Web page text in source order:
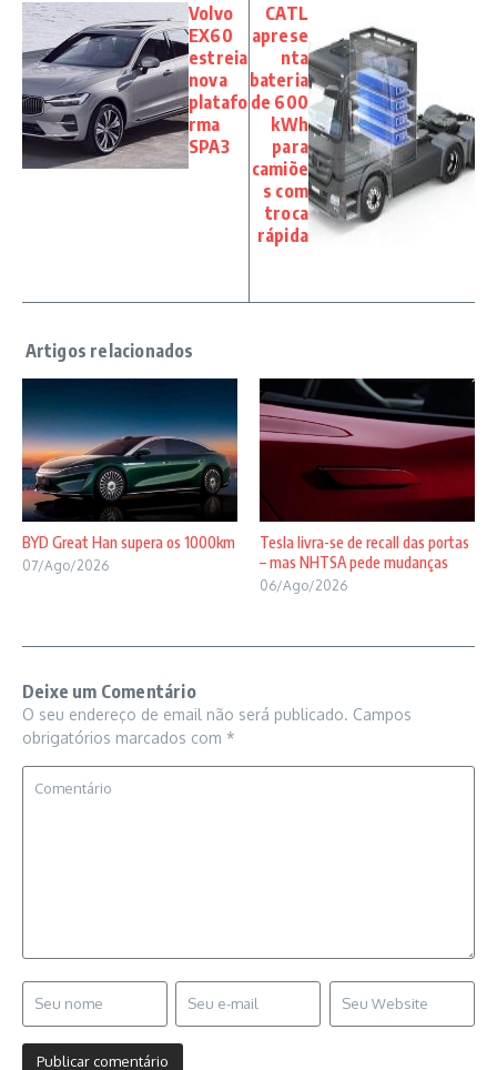
Volvo
EX60
estreia
nova
platafo
rma
SPA3
CATL
aprese
nta
bateria
de 600
kWh
para
camiõe
s com
troca
rápida
BYD Great Han supera os 1000km
07/Ago/2026
Tesla livra-se de recall das portas
– mas NHTSA pede mudanças
06/Ago/2026
Deixe um Comentário
O seu endereço de email não será publicado. Campos
obrigatórios marcados com *